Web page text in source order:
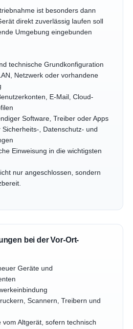
ist besonders dann
direkt zuverlässig laufen soll
Umgebung eingebunden
technische Grundkonfiguration
Netzwerk oder vorhandene
E-Mail, Cloud-
Software, Treiber oder Apps
Sicherheits-, Datenschutz- und
Einweisung in die wichtigsten
nur angeschlossen, sondern
bei der Vor-Ort-
Geräte und
Scannern, Treibern und
vom Altgerät, sofern technisch